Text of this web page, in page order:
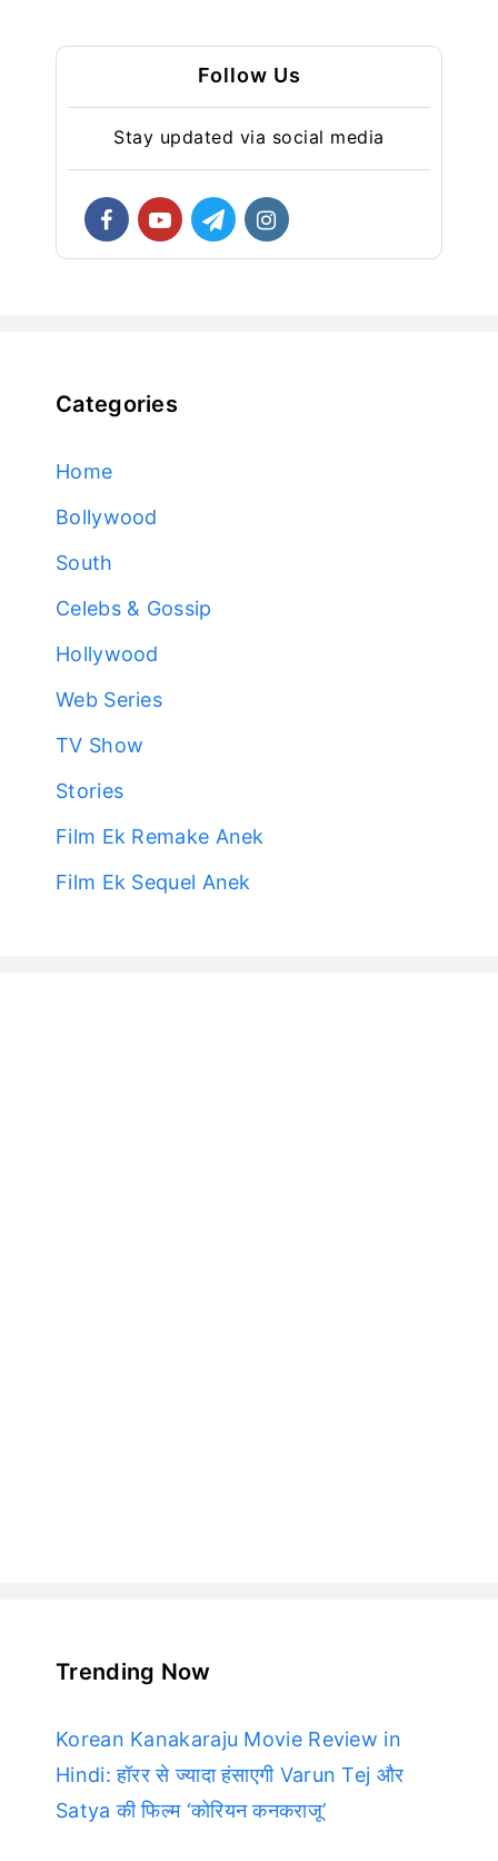
Follow Us
Stay updated via social media
Categories
Home
Bollywood
South
Celebs & Gossip
Hollywood
Web Series
TV Show
Stories
Film Ek Remake Anek
Film Ek Sequel Anek
Trending Now
Korean Kanakaraju Movie Review in
Hindi: हॉरर से ज्यादा हंसाएगी Varun Tej और
Satya की फिल्म ‘कोरियन कनकराजू’